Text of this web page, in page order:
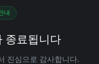
내
종료됩니다
진심으로 감사합니다.